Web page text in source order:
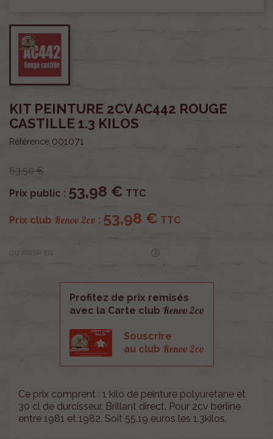
KIT PEINTURE 2CV AC442 ROUGE
CASTILLE 1.3 KILOS
Référence 001071
63,50 €
Prix public : 53,98 € TTC
Prix club Renov 2cv : 53,98 € TTC
OU PAYER EN
Profitez de prix remisés
avec la Carte club Renov 2cv
Souscrire
au club Renov 2cv
Ce prix comprent : 1 kilo de peinture polyurétane et
30 cl de durcisseur. Brillant direct. Pour 2cv berline
entre 1981 et 1982. Soit 55.19 euros les 1.3kilos.